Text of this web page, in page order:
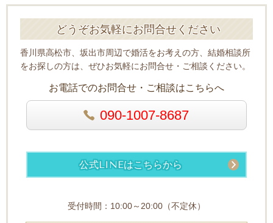
どうぞお気軽にお問合せください
香川県高松市、坂出市周辺で婚活をお考えの方、結婚相談所
をお探しの方は、ぜひお気軽にお問合せ・ご相談ください。
お電話でのお問合せ・ご相談はこちらへ
090-1007-8687
公式LINEはこちらから
受付時間：10:00～20:00（不定休）